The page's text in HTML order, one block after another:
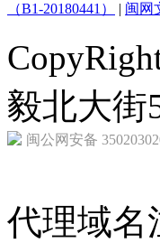
（B1-20180441）
| 闽网
毅北大
闽公网安备
代理域名